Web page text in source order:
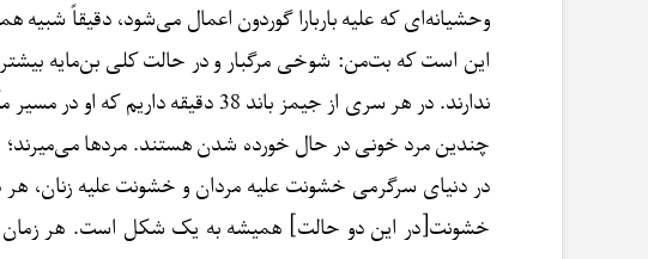
وحشیانه‌ای که علیه باربارا گوردون اعمال می‌شود، دقیقاً
این است که بت‌من: شوخی مرگبار و در حالت کلی بن‌مایه
ندارند. در هر سری از جیمز باند
چندین مرد خونی در حال خورده شدن هستند. مردها می‌میرند؛
در دنیای سرگرمی خشونت علیه مردان و خشونت علیه زنان، هر
خشونت[در این دو حالت] همیشه به یک شکل است. هر زمان